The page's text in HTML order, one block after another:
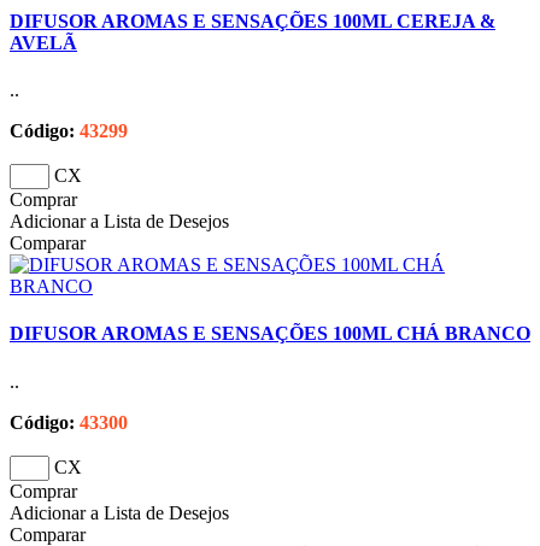
DIFUSOR AROMAS E SENSAÇÕES 100ML CEREJA &
AVELÃ
..
Código: 43299
CX
Comprar
Adicionar a Lista de Desejos
Comparar
DIFUSOR AROMAS E SENSAÇÕES 100ML CHÁ BRANCO
..
Código: 43300
CX
Comprar
Adicionar a Lista de Desejos
Comparar